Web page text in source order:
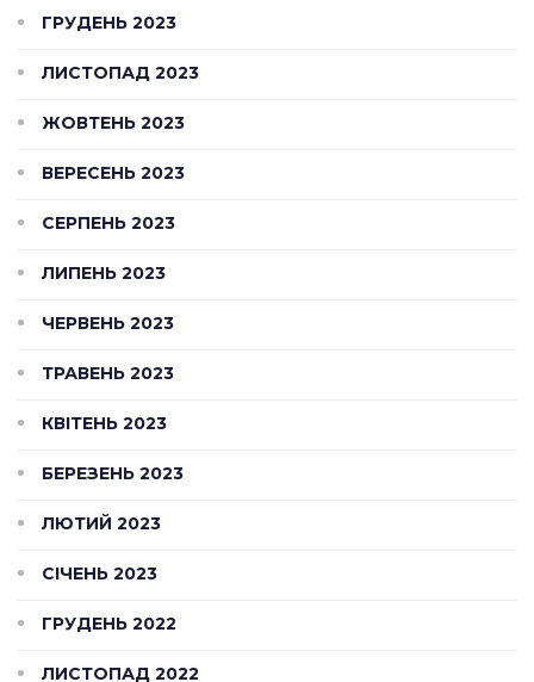
ГРУДЕНЬ 2023
ЛИСТОПАД 2023
ЖОВТЕНЬ 2023
ВЕРЕСЕНЬ 2023
СЕРПЕНЬ 2023
ЛИПЕНЬ 2023
ЧЕРВЕНЬ 2023
ТРАВЕНЬ 2023
КВІТЕНЬ 2023
БЕРЕЗЕНЬ 2023
ЛЮТИЙ 2023
СІЧЕНЬ 2023
ГРУДЕНЬ 2022
ЛИСТОПАД 2022